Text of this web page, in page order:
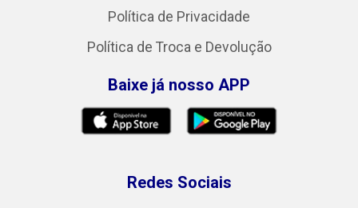
Política de Privacidade
Política de Troca e Devolução
Baixe já nosso APP
Redes Sociais